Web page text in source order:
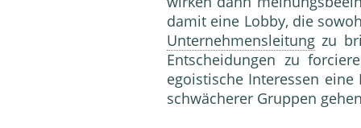
damit eine Lobby, die
Unternehmensleitung zu
Entscheidungen zu
egoistische Interessen
schwächerer Gruppen